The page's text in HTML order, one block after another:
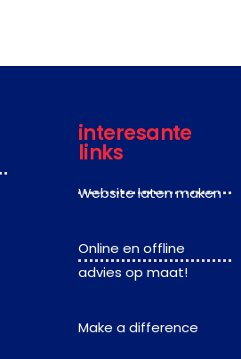
interesante
links
Website laten maken
Online en offline
advies op maat!
Make a difference